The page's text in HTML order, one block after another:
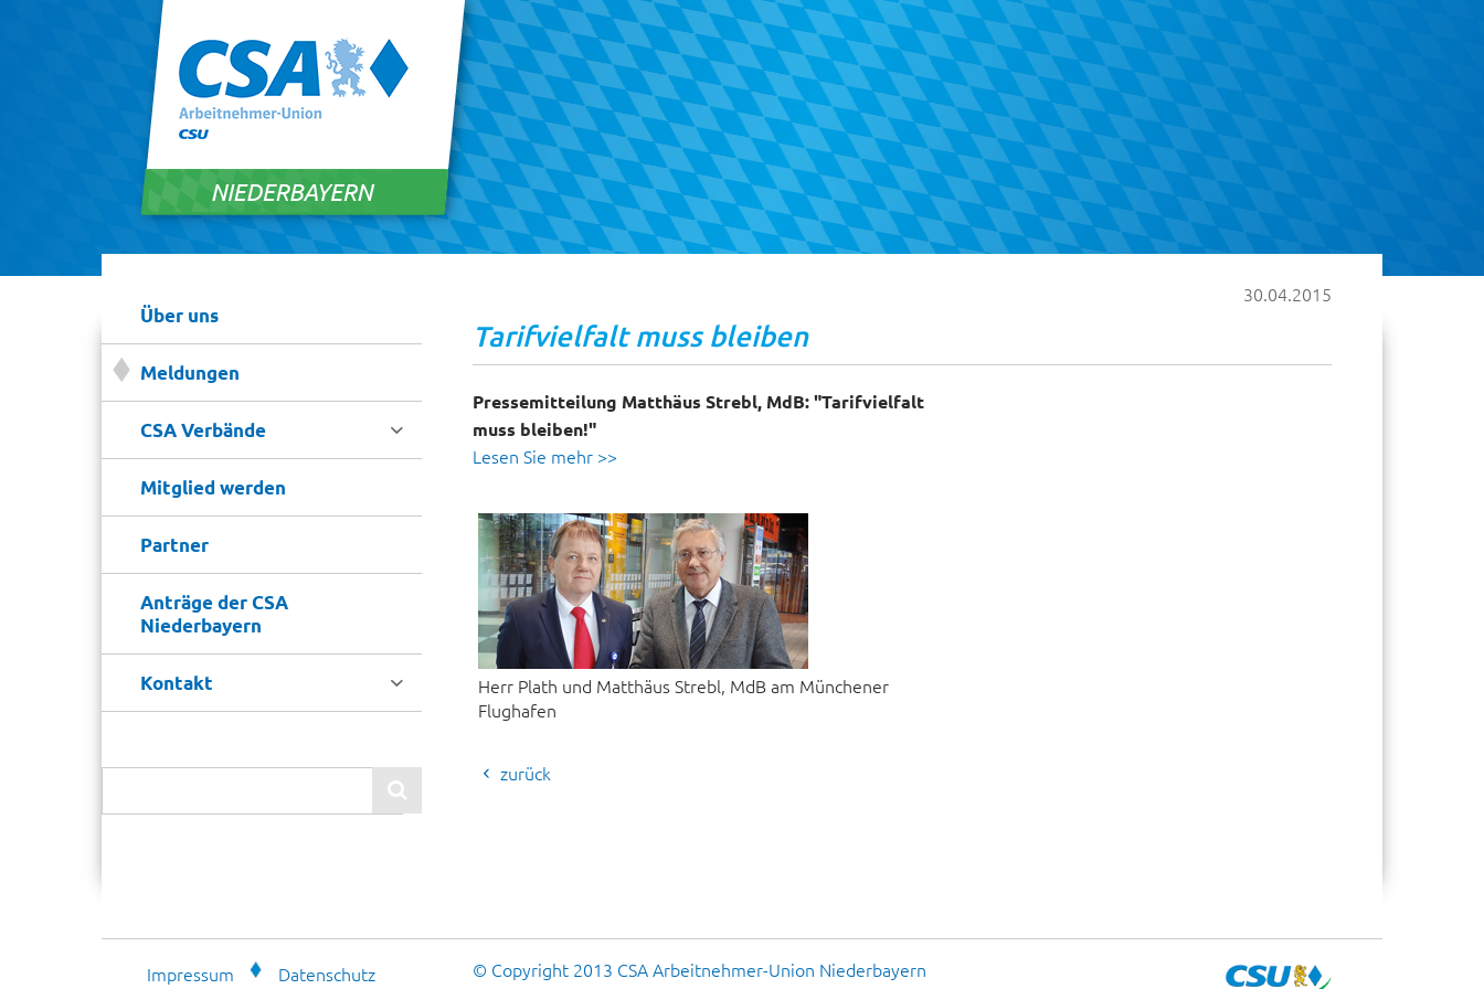
Über uns
Meldungen
CSA Verbände 
Mitglied werden
Partner
Anträge der CSA
Niederbayern
Kontakt 

30.04.2015
Tarifvielfalt muss bleiben
Pressemitteilung Matthäus Strebl, MdB: "Tarifvielfalt
muss bleiben!"
Lesen Sie mehr >>
Herr Plath und Matthäus Strebl, MdB am Münchener
Flughafen
zurück
Impressum Datenschutz © Copyright 2013 CSA Arbeitnehmer-Union Niederbayern